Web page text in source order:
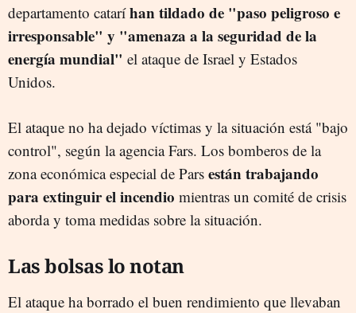
departamento cataríhan tildado de "paso peligroso e
irresponsable" y "amenaza a la seguridad de la
energía mundial" el ataque de Israel y Estados
Unidos.
El ataque no ha dejado víctimas y la situación está "bajo
control", según la agencia Fars. Los bomberos de la
zona económica especial de Pars están trabajando
para extinguir el incendio mientras un comité de crisis
aborda y toma medidas sobre la situación.
Las bolsas lo notan
El ataque ha borrado el buen rendimiento que llevaban